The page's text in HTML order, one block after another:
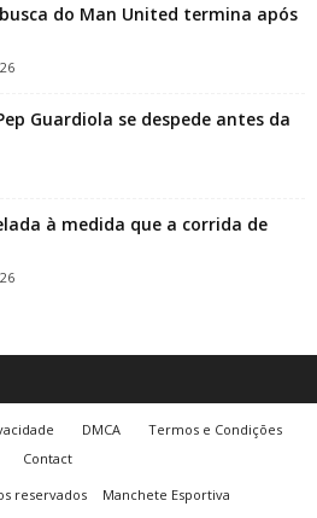
do Man United termina após
Guardiola se despede antes da
à medida que a corrida de
DMCA
Termos e Condições
Contact
reservados
Manchete Esportiva